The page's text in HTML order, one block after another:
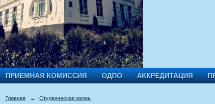
ПРИЕМНАЯ КОМИССИЯ ОДПО АККРЕДИТАЦИЯ
Главная → Студенческая жизнь